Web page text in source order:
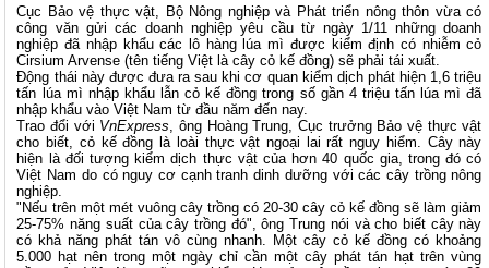
Cục Bảo vệ thực vật, Bộ Nông nghiệp và Phát triển nông thôn vừa có
công văn gửi các doanh nghiệp yêu cầu từ ngày 1/11 những doanh
nghiệp đã nhập khẩu các lô hàng lúa mì được kiểm định có nhiễm cỏ
Cirsium Arvense (tên tiếng Việt là cây cỏ kế đồng) sẽ phải tái xuất.
Động thái này được đưa ra sau khi cơ quan kiểm dịch phát hiện 1,6 triệu
tấn lúa mì nhập khẩu lẫn cỏ kế đồng trong số gần 4 triệu tấn lúa mì đã
nhập khẩu vào Việt Nam từ đầu năm đến nay.
Trao đổi với VnExpress, ông Hoàng Trung, Cục trưởng Bảo vệ thực vật
cho biết, cỏ kế đồng là loài thực vật ngoại lai rất nguy hiểm. Cây này
hiện là đối tượng kiểm dịch thực vật của hơn 40 quốc gia, trong đó có
Việt Nam do có nguy cơ cạnh tranh dinh dưỡng với các cây trồng nông
nghiệp.
"Nếu trên một mét vuông cây trồng có 20-30 cây cỏ kế đồng sẽ làm giảm
25-75% năng suất của cây trồng đó", ông Trung nói và cho biết cây này
có khả năng phát tán vô cùng nhanh. Một cây cỏ kế đồng có khoảng
5.000 hạt nên trong một ngày chỉ cần một cây phát tán hạt trên vùng